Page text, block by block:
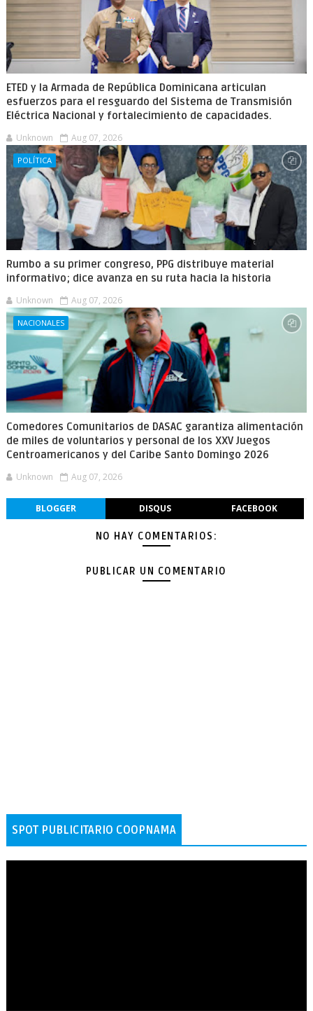
ETED y la Armada de República Dominicana articulan
esfuerzos para el resguardo del Sistema de Transmisión
Eléctrica Nacional y fortalecimiento de capacidades.
Unknown Aug 07, 2026
POLÍTICA
Rumbo a su primer congreso, PPG distribuye material
informativo; dice avanza en su ruta hacia la historia
Unknown Aug 07, 2026
NACIONALES
Comedores Comunitarios de DASAC garantiza alimentación
de miles de voluntarios y personal de los XXV Juegos
Centroamericanos y del Caribe Santo Domingo 2026
Unknown Aug 07, 2026
BLOGGER DISQUS FACEBOOK
NO HAY COMENTARIOS:
PUBLICAR UN COMENTARIO
SPOT PUBLICITARIO COOPNAMA